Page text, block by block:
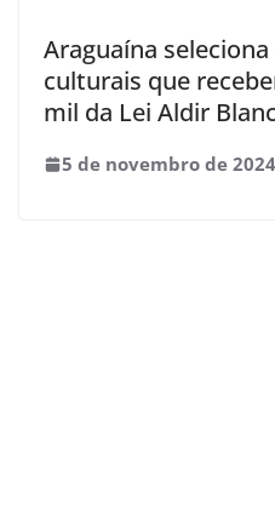
Araguaína
culturais que
mil da Lei Aldir Blanc
5 de novembro de 2024